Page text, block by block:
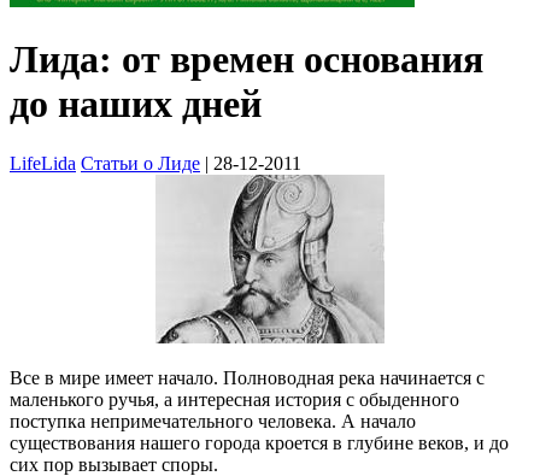
Лида: от времен основания
до наших дней
LifeLida Статьи о Лиде | 28-12-2011
Все в мире имеет начало. Полноводная река начинается с
маленького ручья, а интересная история с обыденного
поступка непримечательного человека. А начало
существования нашего города кроется в глубине веков, и до
сих пор вызывает споры.